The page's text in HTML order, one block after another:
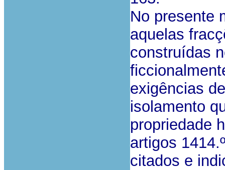
No presente
aquelas
construídas
exigências
isolamento
propriedade
artigos
citados e